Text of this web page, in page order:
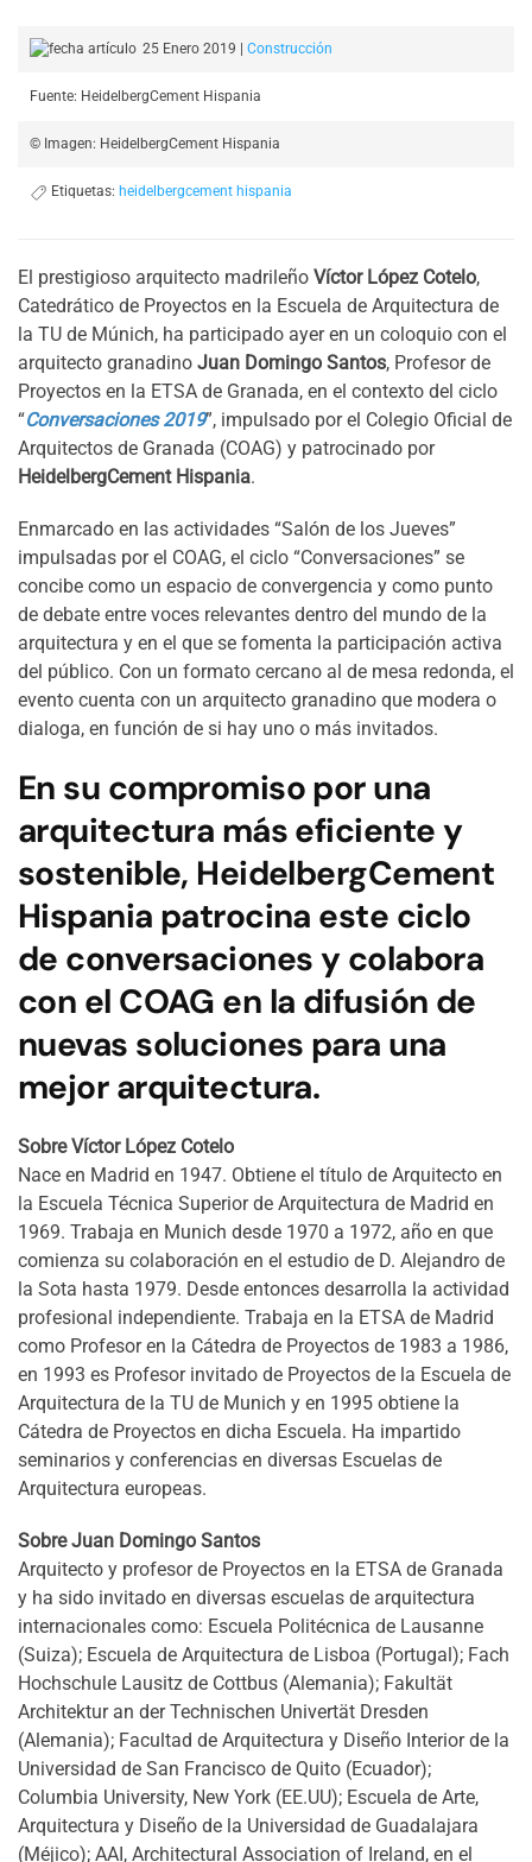
25 Enero 2019 Construcción
Fuente: HeidelbergCement Hispania
© Imagen: HeidelbergCement Hispania
Etiquetas: heidelbergcement hispania
El prestigioso arquitecto madrileño Víctor López Cotelo,
Catedrático de Proyectos en la Escuela de Arquitectura de
la TU de Múnich, ha participado ayer en un coloquio con el
arquitecto granadino Juan Domingo Santos, Profesor de
Proyectos en la ETSA de Granada, en el contexto del ciclo
“Conversaciones 2019”, impulsado por el Colegio Oficial de
Arquitectos de Granada (COAG) y patrocinado por
HeidelbergCement Hispania.
Enmarcado en las actividades “Salón de los Jueves”
impulsadas por el COAG, el ciclo “Conversaciones” se
concibe como un espacio de convergencia y como punto
de debate entre voces relevantes dentro del mundo de la
arquitectura y en el que se fomenta la participación activa
del público. Con un formato cercano al de mesa redonda, el
evento cuenta con un arquitecto granadino que modera o
dialoga, en función de si hay uno o más invitados.
En su compromiso por una
arquitectura más eficiente y
sostenible, HeidelbergCement
Hispania patrocina este ciclo
de conversaciones y colabora
con el COAG en la difusión de
nuevas soluciones para una
mejor arquitectura.
Sobre Víctor López Cotelo
Nace en Madrid en 1947. Obtiene el título de Arquitecto en
la Escuela Técnica Superior de Arquitectura de Madrid en
1969. Trabaja en Munich desde 1970 a 1972, año en que
comienza su colaboración en el estudio de D. Alejandro de
la Sota hasta 1979. Desde entonces desarrolla la actividad
profesional independiente. Trabaja en la ETSA de Madrid
como Profesor en la Cátedra de Proyectos de 1983 a 1986,
en 1993 es Profesor invitado de Proyectos de la Escuela de
Arquitectura de la TU de Munich y en 1995 obtiene la
Cátedra de Proyectos en dicha Escuela. Ha impartido
seminarios y conferencias en diversas Escuelas de
Arquitectura europeas.
Sobre Juan Domingo Santos
Arquitecto y profesor de Proyectos en la ETSA de Granada
y ha sido invitado en diversas escuelas de arquitectura
internacionales como: Escuela Politécnica de Lausanne
(Suiza); Escuela de Arquitectura de Lisboa (Portugal); Fach
Hochschule Lausitz de Cottbus (Alemania); Fakultät
Architektur an der Technischen Univertät Dresden
(Alemania); Facultad de Arquitectura y Diseño Interior de la
Universidad de San Francisco de Quito (Ecuador);
Columbia University, New York (EE.UU); Escuela de Arte,
Arquitectura y Diseño de la Universidad de Guadalajara
(Méjico); AAI, Architectural Association of Ireland, en el